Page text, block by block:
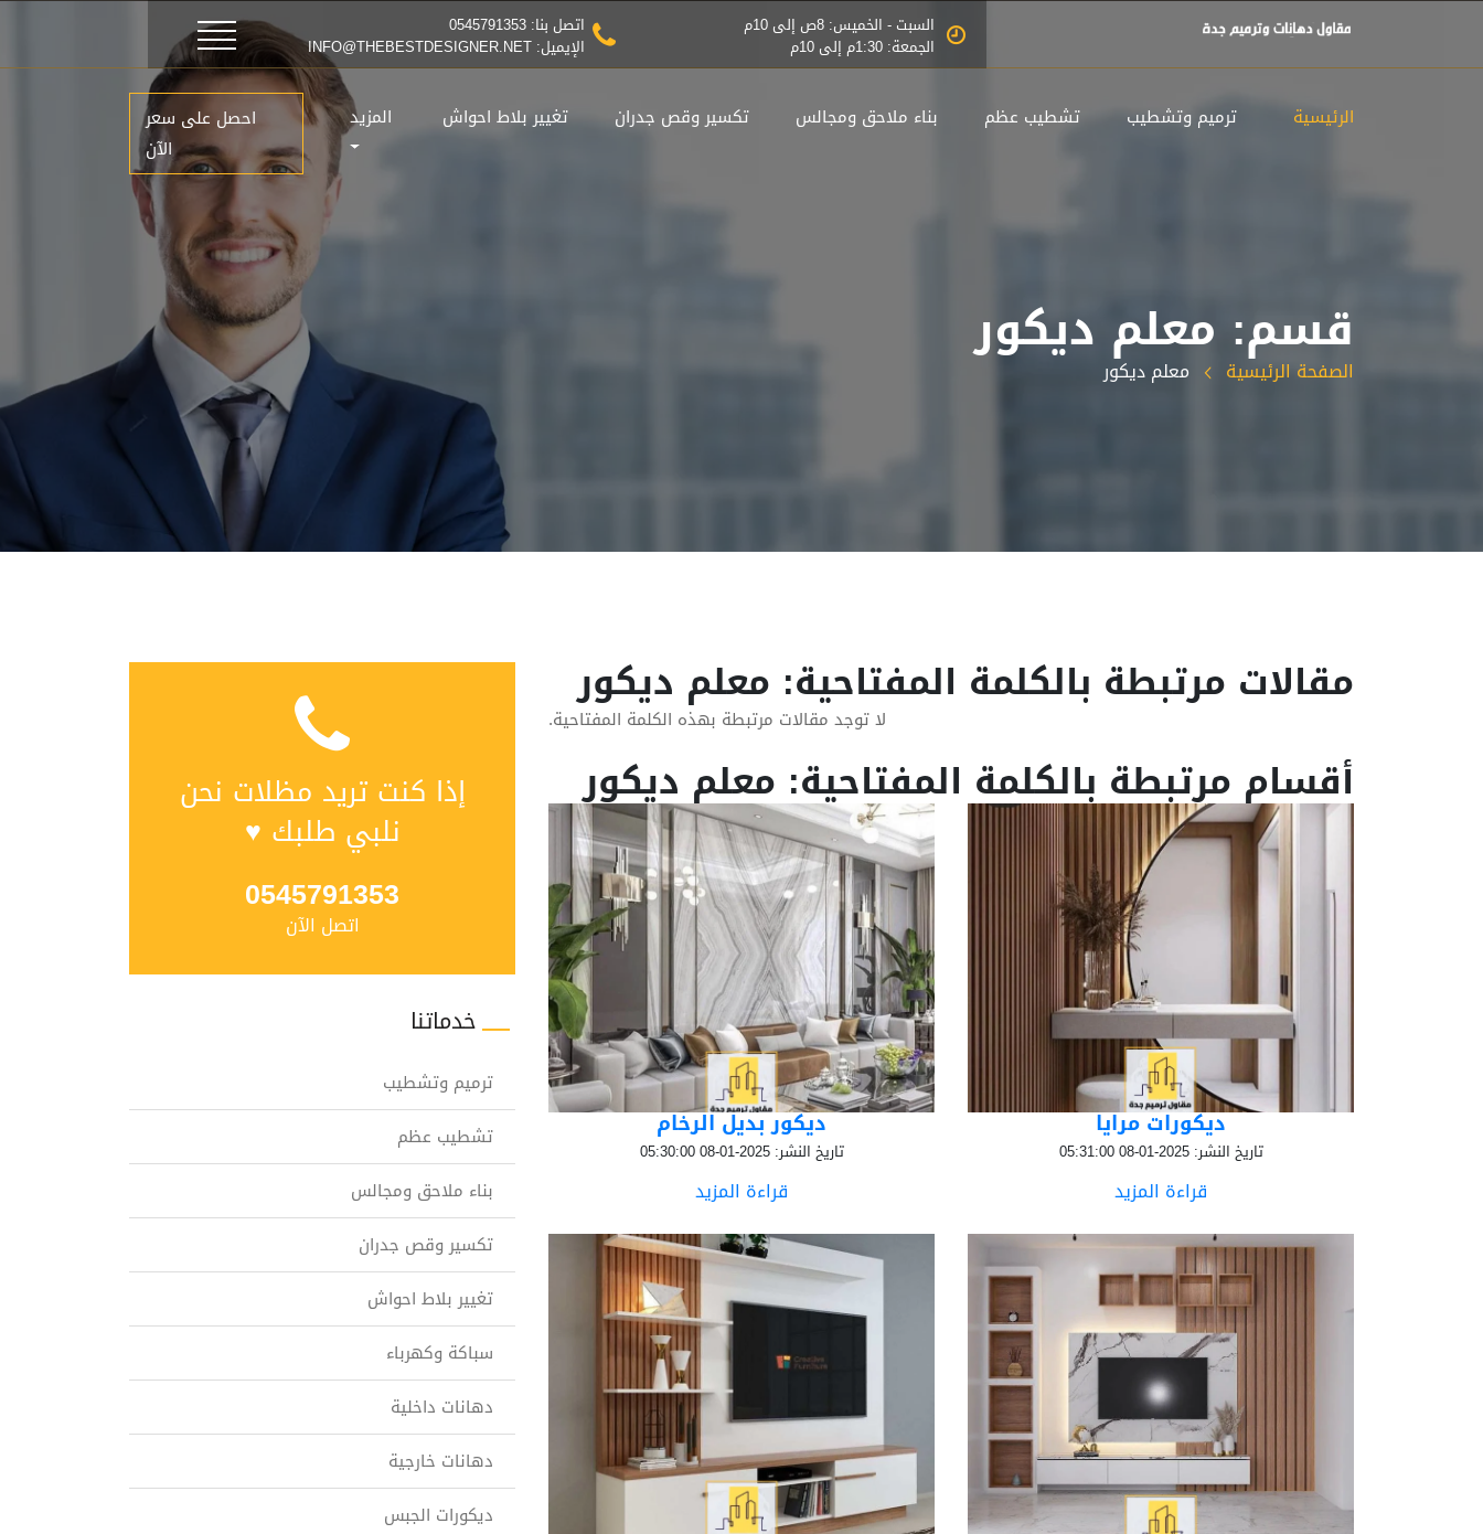
السبت - الخميس: 8ص إلى 10م
الجمعة: 1:30م إلى 10م
اتصل بنا: 0545791353
الإيميل: INFO@THEBESTDESIGNER.NET
الرئيسية ترميم وتشطيب تشطيب عظم بناء ملاحق ومجالس تكسير وقص جدران تغيير بلاط احواش المزيد
احصل على سعر
الآن
قسم: معلم ديكور
الصفحة الرئيسية معلم ديكور
مقالات مرتبطة بالكلمة المفتاحية: معلم ديكور
لا توجد مقالات مرتبطة بهذه الكلمة المفتاحية.
أقسام مرتبطة بالكلمة المفتاحية: معلم ديكور
ديكورات مرايا
تاريخ النشر: 2025-01-08 05:31:00
قراءة المزيد
ديكور بديل الرخام
تاريخ النشر: 2025-01-08 05:30:00
قراءة المزيد
إذا كنت تريد مظلات نحن
نلبي طلبك ♥
0545791353
اتصل الآن
خدماتنا
ترميم وتشطيب
تشطيب عظم
بناء ملاحق ومجالس
تكسير وقص جدران
تغيير بلاط احواش
سباكة وكهرباء
دهانات داخلية
دهانات خارجية
ديكورات الجبس